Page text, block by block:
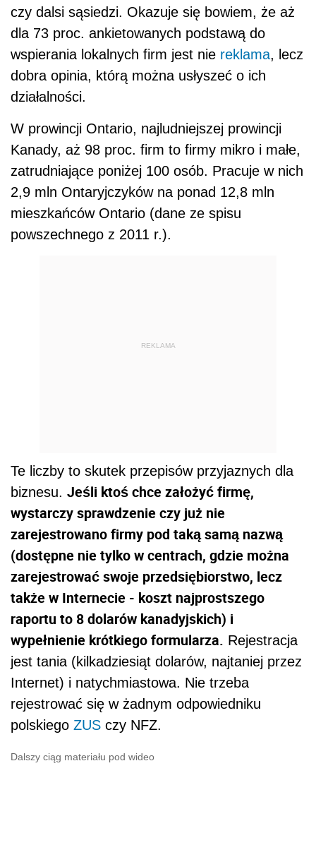
czy dalsi sąsiedzi. Okazuje się bowiem, że aż
dla 73 proc. ankietowanych podstawą do
wspierania lokalnych firm jest nie reklama, lecz
dobra opinia, którą można usłyszeć o ich
działalności.
W prowincji Ontario, najludniejszej prowincji
Kanady, aż 98 proc. firm to firmy mikro i małe,
zatrudniające poniżej 100 osób. Pracuje w nich
2,9 mln Ontaryjczyków na ponad 12,8 mln
mieszkańców Ontario (dane ze spisu
powszechnego z 2011 r.).
REKLAMA
Te liczby to skutek przepisów przyjaznych dla
biznesu. Jeśli ktoś chce założyć firmę,
wystarczy sprawdzenie czy już nie
zarejestrowano firmy pod taką samą nazwą
(dostępne nie tylko w centrach, gdzie można
zarejestrować swoje przedsiębiorstwo, lecz
także w Internecie - koszt najprostszego
raportu to 8 dolarów kanadyjskich) i
wypełnienie krótkiego formularza. Rejestracja
jest tania (kilkadziesiąt dolarów, najtaniej przez
Internet) i natychmiastowa. Nie trzeba
rejestrować się w żadnym odpowiedniku
polskiego ZUS czy NFZ.
Dalszy ciąg materiału pod wideo